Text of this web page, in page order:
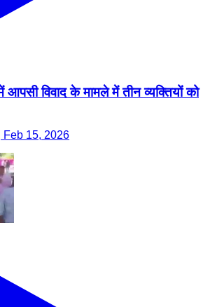
में आपसी विवाद के मामले में तीन व्यक्तियों को
Feb 15, 2026